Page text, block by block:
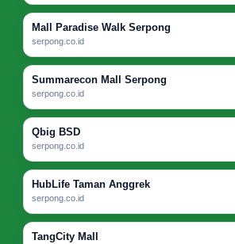
Mall Paradise Walk Serpong
serpong.co.id
Summarecon Mall Serpong
serpong.co.id
Qbig BSD
serpong.co.id
HubLife Taman Anggrek
serpong.co.id
TangCity Mall